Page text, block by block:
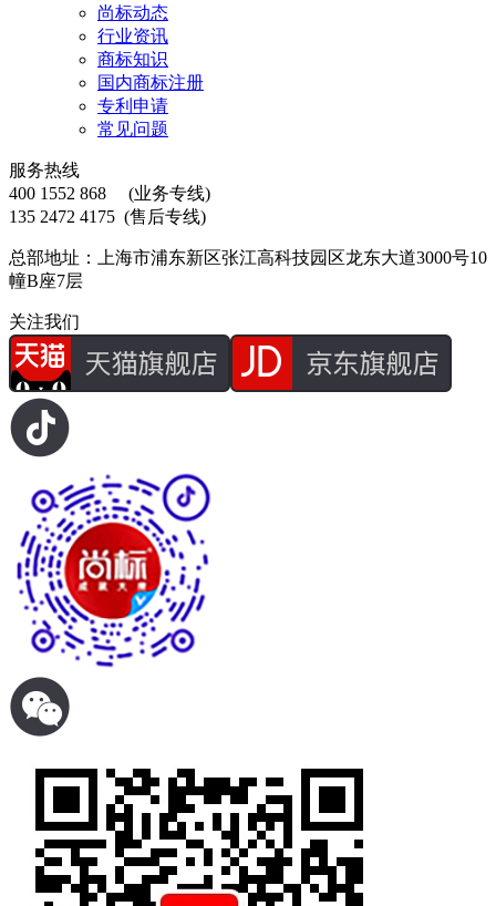
尚标动态
行业资讯
商标知识
国内商标注册
专利申请
常见问题
服务热线
400 1552 868
(业务专线)
135 2472 4175 (售后专线)
总部地址：上海市浦东新区张江高科技园区龙东大道3000号10
幢B座7层
关注我们